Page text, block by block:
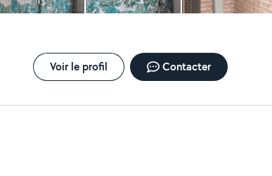
Voir le profil Contacter